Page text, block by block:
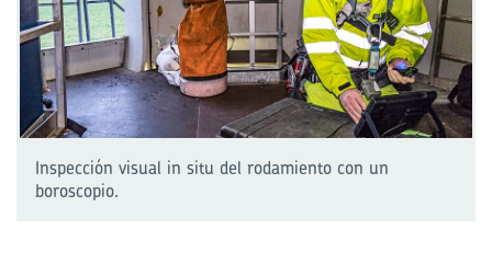
Inspección visual in situ del rodamiento con un
boroscopio.